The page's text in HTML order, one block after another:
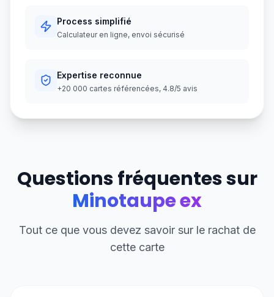
Process simplifié
Calculateur en ligne, envoi sécurisé
Expertise reconnue
+20 000 cartes référencées, 4.8/5 avis
Questions fréquentes sur
Minotaupe ex
Tout ce que vous devez savoir sur le rachat de
cette carte